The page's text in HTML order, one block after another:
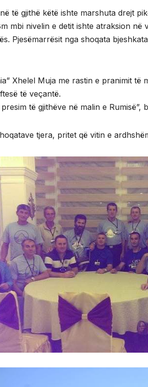
të gjithë këtë ishte marshuta drejt
mbi nivelin e detit ishte atraksion në
Pjesëmarrësit nga shoqata
Xhelel Muja me rastin e pranimit
të veçantë.
të gjithëve në malin e Rumisë”,
tjera, pritet që vitin e